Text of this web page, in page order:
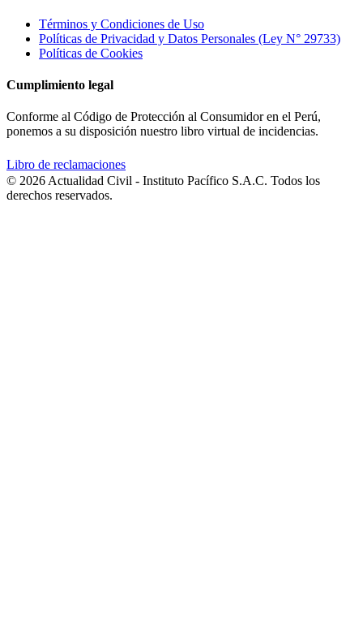
Términos y Condiciones de Uso
Políticas de Privacidad y Datos Personales (Ley N° 29733)
Políticas de Cookies
Cumplimiento legal
Conforme al Código de Protección al Consumidor en el Perú,
ponemos a su disposición nuestro libro virtual de incidencias.
Libro de reclamaciones
© 2026 Actualidad Civil - Instituto Pacífico S.A.C. Todos los
derechos reservados.